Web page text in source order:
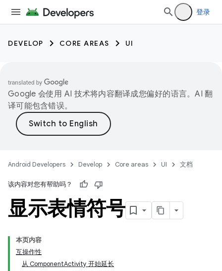
登录
DEVELOP CORE AREAS UI
Google 会使用 AI 技术将内容翻译成您偏好的语言。AI 翻
译可能包含错误。
Android Developers Develop Core areas UI 文档
该内容对您有帮助吗？
显示表情符号
本页内容
互操作性
从 ComponentActivity 开始延长